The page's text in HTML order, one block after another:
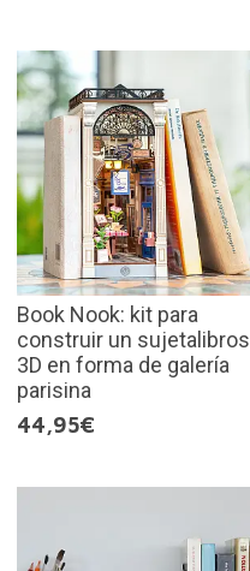
Book Nook: kit para
construir un sujetalibros
3D en forma de galería
parisina
44,95€